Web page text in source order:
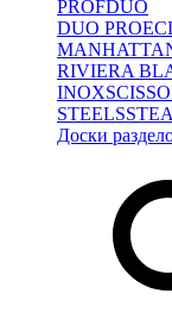
PROFDUO
DUO PRO
RIVIERA
INOX
STEELS
Доски